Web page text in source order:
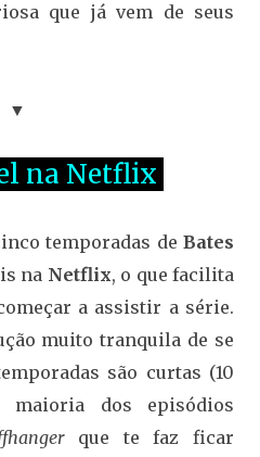
que já vem de seus
▼
na Netflix
temporadas de Bates
na Netflix, o que facilita
a assistir a série.
muito tranquila de se
são curtas (10
maioria dos episódios
que te faz ficar